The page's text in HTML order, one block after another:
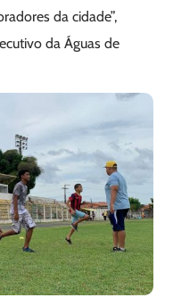
da cidade”,
da Águas de